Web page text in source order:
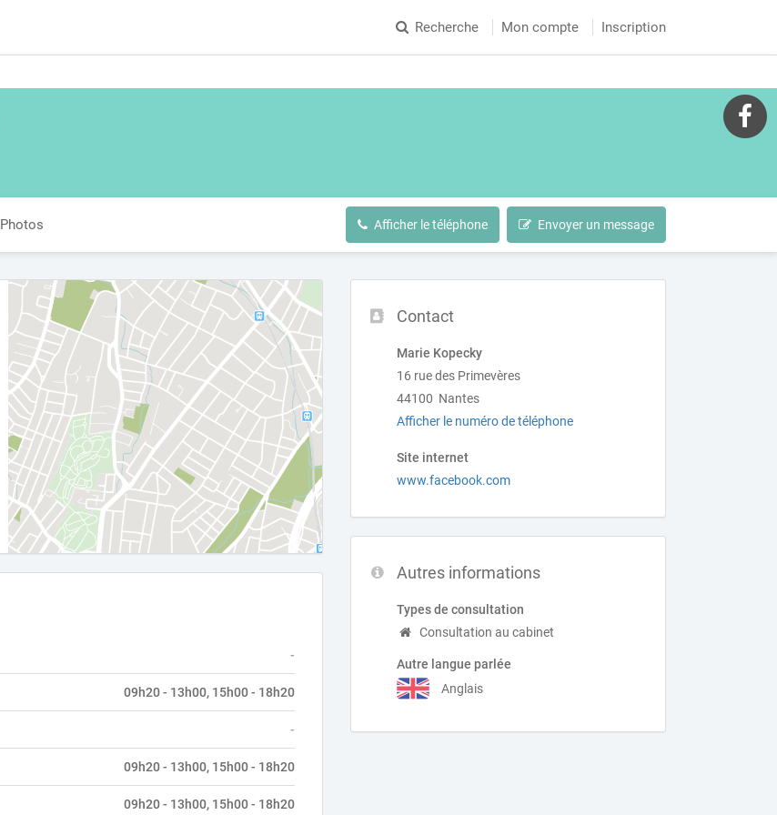
Recherche Mon compte Inscription
Photos Afficher le téléphone Envoyer un message
Contact
Marie Kopecky
16 rue des Primevères
44100 Nantes
Afficher le numéro de téléphone
Site internet
www.facebook.com
Autres informations
Types de consultation
Consultation au cabinet
Autre langue parlée
Anglais
-
09h20 - 13h00, 15h00 - 18h20
-
09h20 - 13h00, 15h00 - 18h20
09h20 - 13h00, 15h00 - 18h20